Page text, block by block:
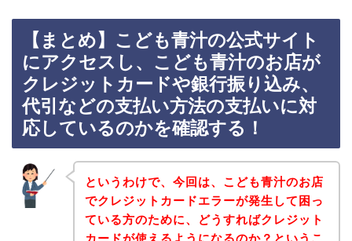
【まとめ】こども青汁の公式サイト
にアクセスし、こども青汁のお店が
クレジットカードや銀行振り込み、
代引などの支払い方法の支払いに対
応しているのかを確認する！
というわけで、今回は、こども青汁のお店
でクレジットカードエラーが発生して困っ
ている方のために、どうすればクレジット
カードが使えるようになるのか？というこ